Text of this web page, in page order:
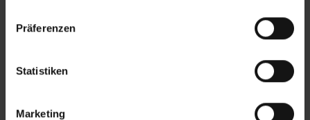
Präferenzen
Statistiken
Marketing
interessieren